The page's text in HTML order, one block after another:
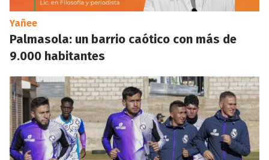
Yañee
Palmasola: un barrio caótico con más de
9.000 habitantes